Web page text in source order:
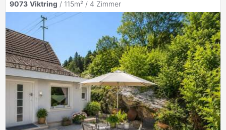
9073 Viktring / 115m² / 4 Zimmer